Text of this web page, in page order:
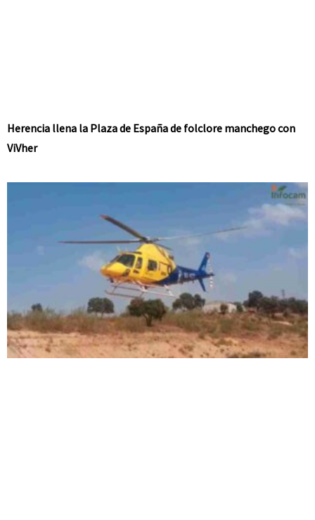
Herencia llena la Plaza de España de folclore manchego con
ViVher